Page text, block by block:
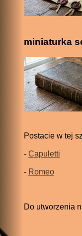
miniaturka
Postacie w tej
- Capuletti
- Romeo
Do utworzenia